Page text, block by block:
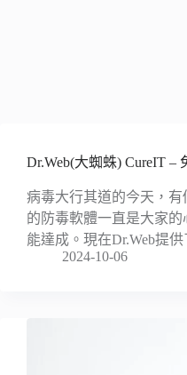
Dr.Web(大蜘蛛) CureIT –
病毒大行其道的今天，
的防毒軟體一直是大家
能達成。現在Dr.Web提
2024-10-06